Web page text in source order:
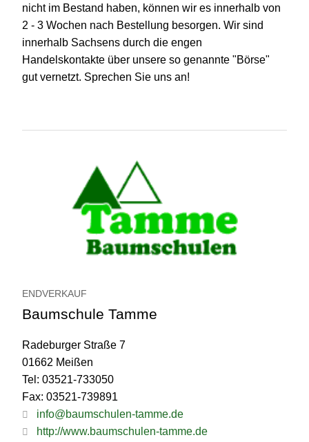
nicht im Bestand haben, können wir es innerhalb von
2 - 3 Wochen nach Bestellung besorgen. Wir sind
innerhalb Sachsens durch die engen
Handelskontakte über unsere so genannte "Börse"
gut vernetzt. Sprechen Sie uns an!
ENDVERKAUF
Baumschule Tamme
Radeburger Straße 7
01662 Meißen
Tel: 03521-733050
Fax: 03521-739891
info@baumschulen-tamme.de
http://www.baumschulen-tamme.de